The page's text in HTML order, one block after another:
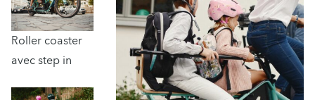
Roller coaster
avec step in